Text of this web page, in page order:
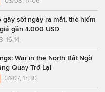
gây sốt ngày ra mắt, thẻ hiếm
gần 4.000 USD
16:14
War in the North Bất Ngờ
Quay Trở Lại
31/07, 17:30